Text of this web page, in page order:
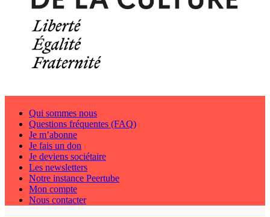
Qui sommes nous
Questions fréquentes (FAQ)
Je m’abonne
Je fais un don
Je deviens sociétaire
Les newsletters
Notre instance Peertube
Mon compte
Nous contacter